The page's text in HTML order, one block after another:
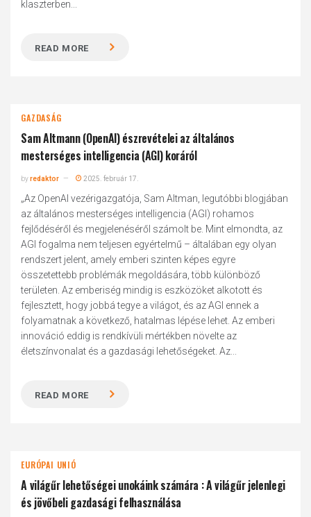
klaszterben...
READ MORE
GAZDASÁG
Sam Altmann (OpenAI) észrevételei az általános
mesterséges intelligencia (AGI) koráról
byredaktor 2025. február 17.
„Az OpenAI vezérigazgatója, Sam Altman, legutóbbi blogjában
az általános mesterséges intelligencia (AGI) rohamos
fejlődéséről és megjelenéséről számolt be. Mint elmondta, az
AGI fogalma nem teljesen egyértelmű – általában egy olyan
rendszert jelent, amely emberi szinten képes egyre
összetettebb problémák megoldására, több különböző
területen. Az emberiség mindig is eszközöket alkotott és
fejlesztett, hogy jobbá tegye a világot, és az AGI ennek a
folyamatnak a következő, hatalmas lépése lehet. Az emberi
innováció eddig is rendkívüli mértékben növelte az
életszínvonalat és a gazdasági lehetőségeket. Az...
READ MORE
EURÓPAI UNIÓ
A világűr lehetőségei unokáink számára : A világűr jelenlegi
és jövőbeli gazdasági felhasználása